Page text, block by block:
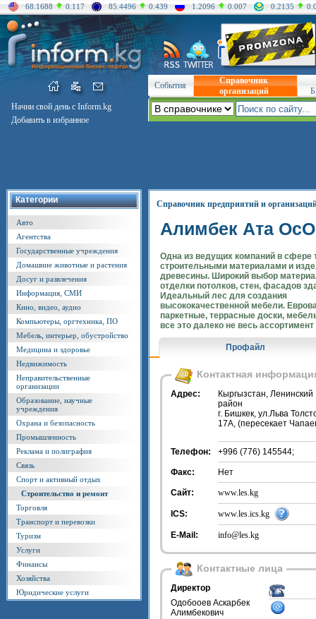
68.1688 0.117 85.4496 0.439 1.2096 0.007 0.2135
Начни свой день с Inform.kg
Добавить в избранное
События
Справочник
организаций
Категории
Авто
Агентства
Государственные учреждения
Домашние животные и растения
Досуг и развлечения
Информация, СМИ
Кино, видео, аудио
Компьютеры, оргтехника, ПО
Мебель, интерьер, обустройство
Медицина и здоровье
Недвижимость
Неправительственные
организации
Образование, научные
учреждения
Охрана и безопасность
Промышленность
Реклама и полиграфия
Связь
Спорт и активный отдых
Строительство и ремонт
Торговля
Транспорт и перевозки
Туризм
Услуги
Финансы
Хозяйства
Юридические услуги
Справочник предприятий и
Алимбек Ата
Одна из ведущих компаний в сфере
строительными материалами и
древесины. Широкий выбор
отделки потолков, стен, фасадов
Идеальный лес для создания
высококачественной мебели.
паркетные, террасные доски,
все это далеко не весь ассортимент
Профайл
Контактная
Адрес:
Кыргызстан, Ленинский
район
г. Бишкек, ул.Льва
17А, (пересекает
Телефон: +996 (776) 145544;
Факс: Нет
Сайт: www.les.kg
ICS: www.les.ics.kg
E-Mail: info@les.kg
Контактные лица
Директор
Одобооев Аскарбек
Алимбекович